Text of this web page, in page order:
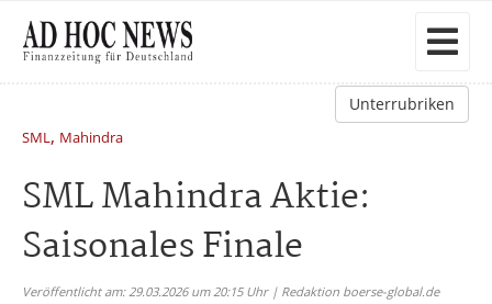
Unterrubriken
SML, Mahindra
SML Mahindra Aktie:
Saisonales Finale
Veröffentlicht am: 29.03.2026 um 20:15 Uhr | Redaktion boerse-global.de